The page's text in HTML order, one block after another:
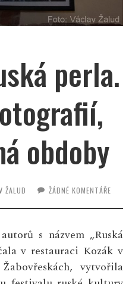
perla.
obdoby
ŽALUD ŽÁDNÉ KOMENTÁŘE
s názvem „Ruská
v restauraci Kozák v
vytvořila